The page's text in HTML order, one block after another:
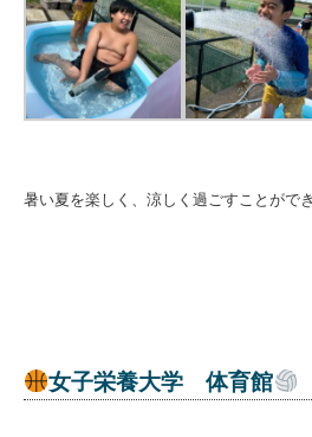
暑い夏を楽しく、涼しく過ごすことがで
女子栄養大学 体育館